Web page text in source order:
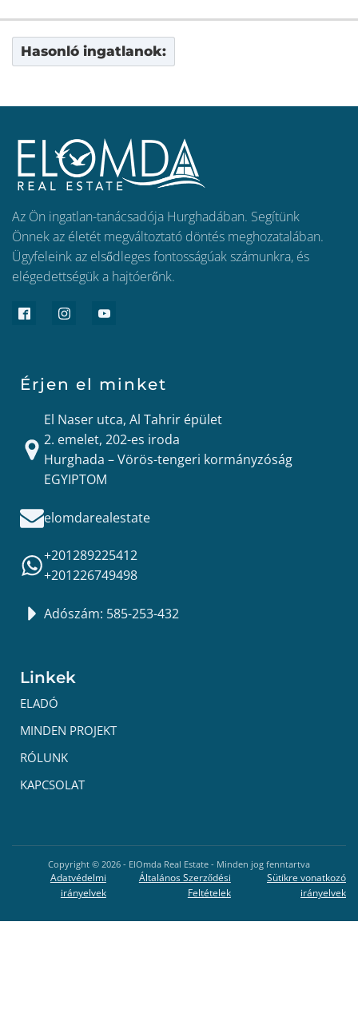
Hasonló ingatlanok:
Az Ön ingatlan-tanácsadója Hurghadában. Segítünk
Önnek az életét megváltoztató döntés meghozatalában.
Ügyfeleink az elsődleges fontosságúak számunkra, és
elégedettségük a hajtóerőnk.
Érjen el minket
El Naser utca, Al Tahrir épület
2. emelet, 202-es iroda
Hurghada – Vörös-tengeri kormányzóság
EGYIPTOM
elomdarealestate
+201289225412
+201226749498
Adószám: 585-253-432
Linkek
ELADÓ
MINDEN PROJEKT
RÓLUNK
KAPCSOLAT
Copyright © 2026 - ElOmda Real Estate - Minden jog fenntartva
Adatvédelmi
irányelvek
Általános Szerződési
Feltételek
Sütikre vonatkozó
irányelvek